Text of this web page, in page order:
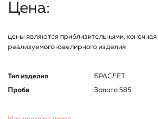
Цена:
цены являются приблизительными, конечная
реализуемого ювелирного изделия
Тип изделия
БРАСЛЕТ
Проба
Золото 585